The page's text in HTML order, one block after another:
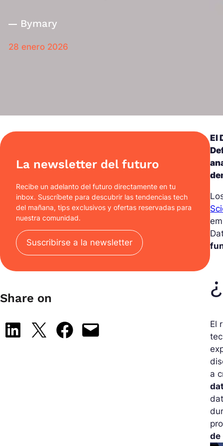
Bymary
28 enero 2026
La newsletter del futuro
Recibe un adelanto del futuro directamente en tu
inbox. Suscríbete para descubrir las tendencias tech
del mañana, tips exclusivos y ofertas reservadas para
nuestra comunidad.
Suscribirse a la newsletter
Share on
Share on LinkedIn
Share on X Share on Facebook
Email this Page
El
El
a
de